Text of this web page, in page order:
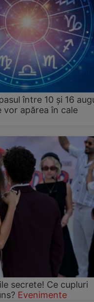
între 10 și 16
apărea în cale
secrete! Ce cupluri
Evenimente